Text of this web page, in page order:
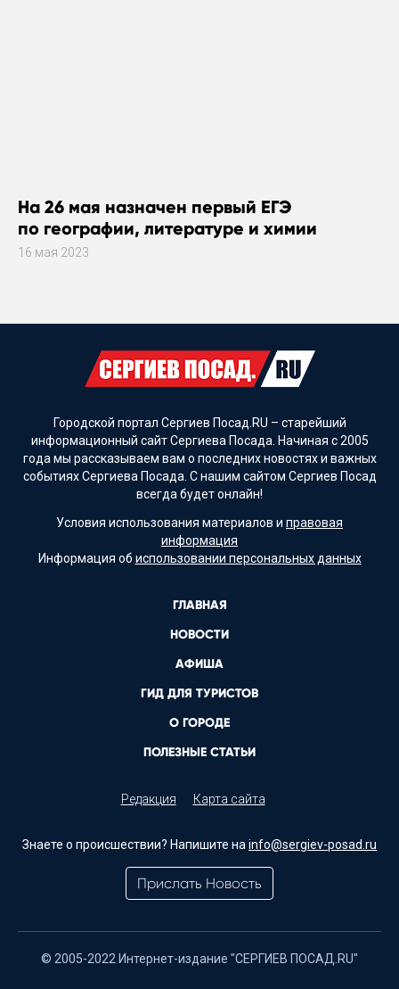
На 26 мая назначен первый ЕГЭ
по географии, литературе и химии
16 мая 2023
Городской портал Сергиев Посад.RU – старейший
информационный сайт Сергиева Посада. Начиная с 2005
года мы рассказываем вам о последних новостях и важных
событиях Сергиева Посада. С нашим сайтом Сергиев Посад
всегда будет онлайн!
Условия использования материалов и правовая
информация
Информация об использовании персональных данных
ГЛАВНАЯ
НОВОСТИ
АФИША
ГИД ДЛЯ ТУРИСТОВ
О ГОРОДЕ
ПОЛЕЗНЫЕ СТАТЬИ
Редакция Карта сайта
Знаете о происшествии? Напишите на info@sergiev-posad.ru
Прислать Новость
© 2005-2022 Интернет-издание "СЕРГИЕВ ПОСАД.RU"